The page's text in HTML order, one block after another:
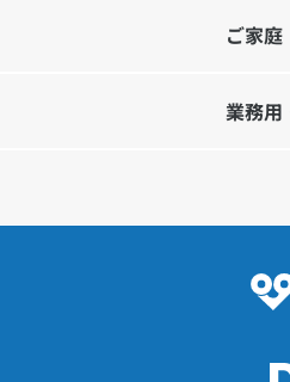
ご家
業務用